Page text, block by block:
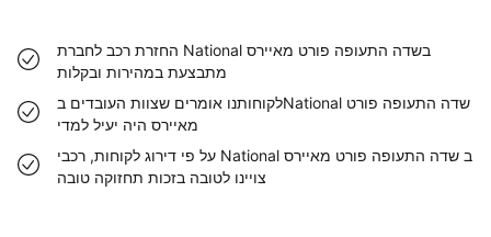
החזרת רכב לחברת National בשדה התעופה פורט מאיירס
מתבצעת במהירות ובקלות
לקוחותנו אומרים שצוות העובדים בNational שדה התעופה פורט
מאיירס היה יעיל למדי
על פי דירוג לקוחות, רכבי National ב שדה התעופה פורט מאיירס
צויינו לטובה בזכות תחזוקה טובה